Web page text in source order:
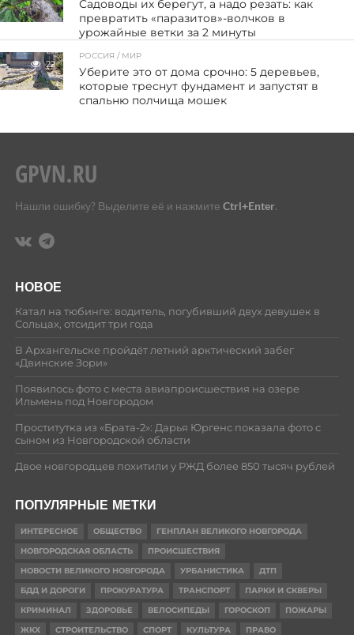
Садоводы их берегут, а надо резать: как
превратить «паразитов»-волчков в
урожайные ветки за 2 минуты
22
РОССИЯ / МИР
Уберите это от дома срочно: 5 деревьев,
которые треснут фундамент и запустят в
спальню полчища мошек
Нашли ошибку? Выделите её и нажмите Ctrl+Enter.
НОВОЕ
Катал на тюбинге: водитель, погубивший двух девушек в
Сольцах, отсидит три года
В Архангельске пройдёт летний арктический забег
«Двинские Зори»
Появилось фото с места авиапроисшествия на озере
Ильмень под Новгородом
Проститутка из «Брата-2»: Дарья Юргенс показала фото с
сыном из Новгородской области
Двое новгородцев похитили у РЖД более 850 тысяч рублей
ПОПУЛЯРНЫЕ МЕТКИ
ИНТЕРЕСНОЕ ОБЩЕСТВО
ГЕНПЛАН ВЕЛИКОГО НОВГОРОДА
НОВГОРОДСКАЯ ОБЛАСТЬ
ПРОИСШЕСТВИЯ
НОВОСТИ ВЕЛИКОГО НОВГОРОДА
УРБАНИСТИКА
ДТП
БДД И ДОРОГИ
ПРОКУРАТУРА ТРАНСПОРТ
ПАРКИ И СКВЕРЫ
КРИМИНАЛ
ЗДОРОВЬЕ ВЕЛОСИПЕДЫ ГОРОСКОП
ПОЖАРЫ
ЖКХ
СТРОИТЕЛЬСТВО СПОРТ КУЛЬТУРА ПРАВО